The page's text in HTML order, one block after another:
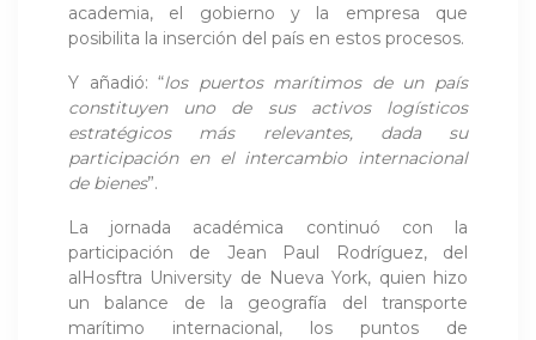
academia, el gobierno y la empresa que
posibilita la inserción del país en estos procesos.
Y añadió: “los puertos marítimos de un país
constituyen uno de sus activos logísticos
estratégicos más relevantes, dada su
participación en el intercambio internacional
de bienes”.
La jornada académica continuó con la
participación de Jean Paul Rodríguez, del
alHosftra University de Nueva York, quien hizo
un balance de la geografía del transporte
marítimo internacional, los puntos de